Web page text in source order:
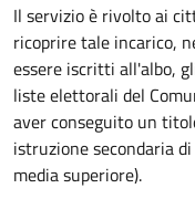
Il servizio è rivolto ai
ricoprire tale incarico,
essere iscritti all'albo,
liste elettorali del
aver conseguito un
istruzione secondaria
media superiore).